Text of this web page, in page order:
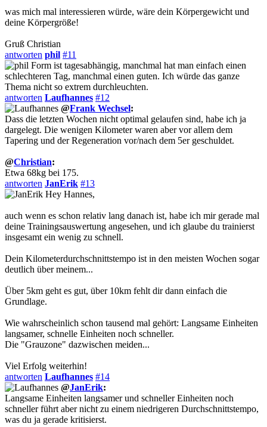
was mich mal interessieren würde, wäre dein Körpergewicht und
deine Körpergröße!
Gruß Christian
antworten phil #11
Form ist tagesabhängig, manchmal hat man einfach einen
schlechteren Tag, manchmal einen guten. Ich würde das ganze
Thema nicht so extrem durchleuchten.
antworten Laufhannes #12
@Frank Wechsel:
Dass die letzten Wochen nicht optimal gelaufen sind, habe ich ja
dargelegt. Die wenigen Kilometer waren aber vor allem dem
Tapering und der Regeneration vor/nach dem 5er geschuldet.
@Christian:
Etwa 68kg bei 175.
antworten JanErik #13
Hey Hannes,
auch wenn es schon relativ lang danach ist, habe ich mir gerade mal
deine Trainingsauswertung angesehen, und ich glaube du trainierst
insgesamt ein wenig zu schnell.
Dein Kilometerdurchschnittstempo ist in den meisten Wochen sogar
deutlich über meinem...
Über 5km geht es gut, über 10km fehlt dir dann einfach die
Grundlage.
Wie wahrscheinlich schon tausend mal gehört: Langsame Einheiten
langsamer, schnelle Einheiten noch schneller.
Die "Grauzone" dazwischen meiden...
Viel Erfolg weiterhin!
antworten Laufhannes #14
@JanErik:
Langsame Einheiten langsamer und schneller Einheiten noch
schneller führt aber nicht zu einem niedrigeren Durchschnittstempo,
was du ja gerade kritisierst.